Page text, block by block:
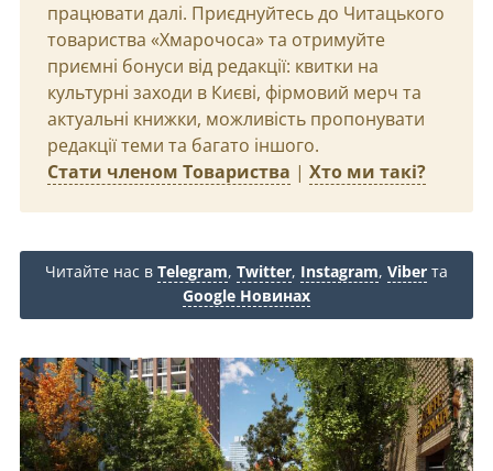
працювати далі. Приєднуйтесь до Читацького
товариства «Хмарочоса» та отримуйте
приємні бонуси від редакції: квитки на
культурні заходи в Києві, фірмовий мерч та
актуальні книжки, можливість пропонувати
редакції теми та багато іншого.
Стати членом Товариства | Хто ми такі?
Читайте нас в Telegram, Twitter, Instagram, Viber та
Google Новинах